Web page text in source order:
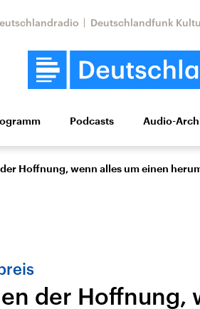
Deutschlandfunk
Wissen Kultur
Nahostkonflikt
Podcasts Audio-
Hoffnung, wenn alles um einen
der Hoffnung,